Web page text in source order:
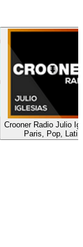
Crooner Radio Julio
Paris, Pop, Latin